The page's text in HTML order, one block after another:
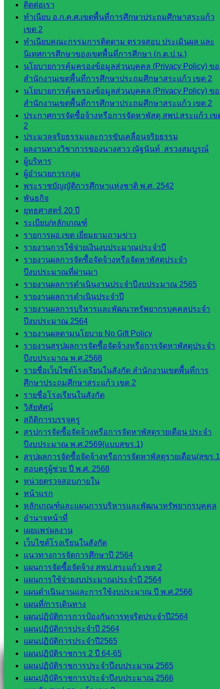
ติดต่อเรา
ทำเนียบ อ.ก.ค.ศ.เขตพื้นที่การศึกษาประถมศึกษาสระแก้ว
เขต 2
ทำเนียบคณะกรรมการติดตาม ตรวจสอบ ประเมินผล และ
นิเทศการศึกษาของเขตพื้นที่การศึกษา (ก.ต.ป.น.)
นโยบายการคุ้มครองข้อมูลส่วนบุคคล (Privacy Policy) ข
สำนักงานเขตพื้นที่การศึกษาประถมศึกษาสระแก้ว เขต 2
นโยบายการคุ้มครองข้อมูลส่วนบุคคล (Privacy Policy) ข
สำนักงานเขตพื้นที่การศึกษาประถมศึกษาสระแก้ว เขต 2
ประกาศการจัดซื้อจ้างหรือการจัดหาพัสดุ สพป.สระแก้ว เข
2
ประมวลจริยธรรมและการขับเคลื่อนจริยธรรม
ผลงานทางวิชาการของนางสาว ณัฐนันท์ สรวงสมบูรณ์
ผู้บริหาร
ผู้อำนวยการกลุ่ม
พระราชบัญญัติการศึกษาแห่งชาติ พ.ศ. 2542
พันธกิจ
ยุทธศาสตร์ 20 ปี
ระเบียบ/หลักเกณฑ์
รายการผอ.เขต เยี่ยมยามถามข่าว
รายงานการใช้จ่ายเงินงบประมาณประจำปี
รายงานผลการจัดซื้อจัดจ้างหรือจัดหาพัสดุประจำ
ปีงบประมาณที่ผ่านมา
รายงานผลการดำเนินงานประจำปีงบประมาณ 2565
รายงานผลการดำเนินประจำปี
รายงานผลการบริหารและพัฒนาทรัพยากรบุคคลประจำ
ปีงบประมาณ 2564
รายงานผลตามนโยบาย No Gift Policy
รายงานสรุปผลการจัดซื้อจัดจ้างหรือการจัดหาพัสดุประจำ
ปีงบประมาณ พ.ศ.2568
รายชื่อเว็บไซต์โรงเรียนในสังกัด สำนักงานเขตพื้นที่การ
ศึกษาประถมศึกษาสระแก้ว เขต 2
รายชื่อโรงเรียนในสังกัด
วิสัยทัศน์
สถิติการบรรจุครู
สรุปการจัดซื้อจัดจ้างหรือการจัดหาพัสดุรายเดือน ประจำ
ปีงบประมาณ พ.ศ.2569(แบบสขร.1)
สรุปผลการจัดซื้อจัดจ้างหรือการจัดหาพัสดุรายเดือน(สขร
สอบครูผู้ช่วย ปี พ.ศ. 2568
หน่วยตรวจสอบภายใน
หน้าแรก
หลักเกณฑ์และแผนการบริหารและพัฒนาทรัพยากรบุคคล
อำนาจหน้าที่
เผยแพร่ผลงาน
เว็บไซต์โรงเรียนในสังกัด
แนวทางการจัดการศึกษาปี 2564
แผนการจัดซื้อจัดจ้าง สพป.สระแก้ว เขต 2
แผนการใช้จ่ายงบประมาณประจำปี 2564
แผนดำเนินงานและการใช้งบประมาณ ปี พ.ศ.2566
แผนที่/การเดินทาง
แผนปฏิบัติการการป้องกันการทุจริตประจำปี2564
แผนปฏิบัติการประจำปี 2564
แผนปฏิบัติการประจำปี2565
แผนปฏิบัติราชการ 2 ปี 64-65
แผนปฏิบัติราชการประจำปีงบประมาณ 2565
แผนปฏิบัติราชการประจำปีงบประมาณ 2566
ดาวน์โหลด
เอกสาร
กลุ่
มอำนวย
การ
กลุ่ม
บริหาร
งานงาน
เงินและ
สินทรัพย์
กลุ่มน
โยบาย
และแผน
กลุ่มส่ง
เสริมการ
จัดการ
ศึกษา
กลุ่ม
บริหาร
งาน
บุคคล
กลุ่ม
พัฒนาครู
และบุ
คลากรฯ
กลุ่มนิ
เทศ
ติดตาม
และประ
เมินผลฯ
::: ©2021 sakarea2.go.th. All rights reserved. Design By SK2 ICT
TEAM :::
สอบถามได้นะคะ
Line
Tel 037-232263:
Messenger
Facebook